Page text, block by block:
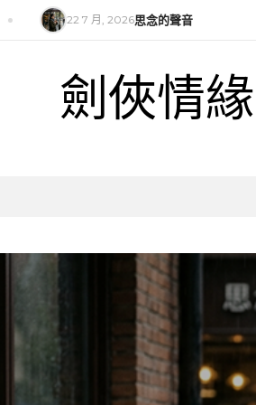
22 7 月, 2026思念的聲音
劍俠情